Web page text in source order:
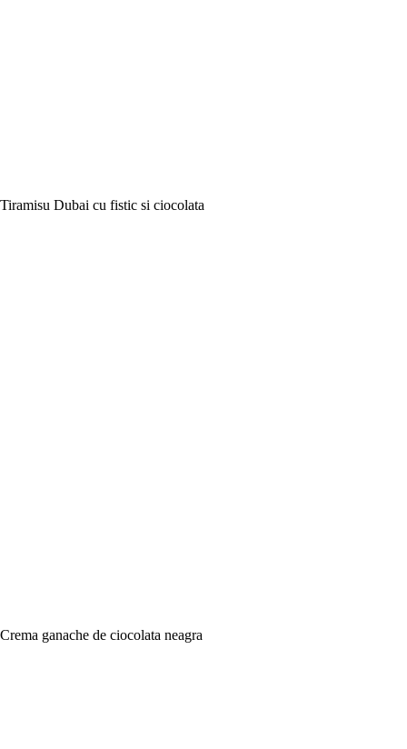
Tiramisu Dubai cu fistic si ciocolata
Crema ganache de ciocolata neagra